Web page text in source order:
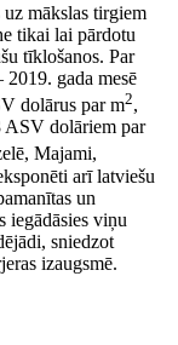
mākslas tirgiem
tikai lai pārdotu
tīklošanos. Par
2019. gada mesē
dolārus par m2,
ASV dolāriem par
Majami,
arī latviešu
un
iegādāsies viņu
sniedzot
izaugsmē.